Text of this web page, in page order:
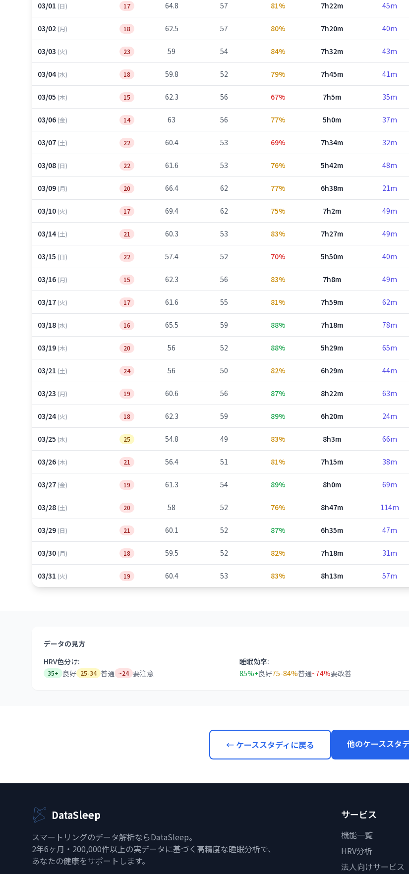
03/01 (日) 17 64.8 57 81% 7h22m 45m
03/02(月) 18 62.5 57 80% 7h20m 40m
03/03 (火) 23 59 54 84% 7h32m 43m
03/04(水) 18 59.8 52 79% 7h45m 41m
03/05 (木) 15 62.3 56 67% 7h5m 35m
03/06(金) 14 63 56 77% 5h0m 37m
03/07(土) 22 60.4 53 69% 7h34m 32m
03/08(日) 22 61.6 53 76% 5h42m 48m
03/09(月) 20 66.4 62 77% 6h38m 21m
03/10(火) 17 69.4 62 75% 7h2m 49m
03/14(土) 21 60.3 53 83% 7h27m 49m
03/15 (日) 22 57.4 52 70% 5h50m 40m
03/16(月) 15 62.3 56 83% 7h8m 49m
03/17(火) 17 61.6 55 81% 7h59m 62m
03/18(水) 16 65.5 59 88% 7h18m 78m
03/19(木) 20 56 52 88% 5h29m 65m
03/21 (土) 24 56 50 82% 6h29m 44m
03/23 (月) 19 60.6 56 87% 8h22m 63m
03/24(火) 18 62.3 59 89% 6h20m 24m
03/25 (水) 25 54.8 49 83% 8h3m 66m
03/26(木) 21 56.4 51 81% 7h15m 38m
03/27(金) 19 61.3 54 89% 8h0m 69m
03/28(土) 20 58 52 76% 8h47m 114m
03/29(日) 21 60.1 52 87% 6h35m 47m
03/30(月) 18 59.5 52 82% 7h18m 31m
03/31 (火) 19 60.4 53 83% 8h13m 57m
データの見方
HRV色分け:
35+ 良好 25-34 普通 ~24 要注意
睡眠効率:
85%+良好75-84%普通~74%要改善
← ケーススタディに戻る 他のケーススタ
DataSleep
スマートリングのデータ解析ならDataSleep。
2年6ヶ月・200,000件以上の実データに基づく高精度な睡眠分析で、
あなたの健康をサポートします。
サービス
機能一覧
HRV分析
法人向けサービス